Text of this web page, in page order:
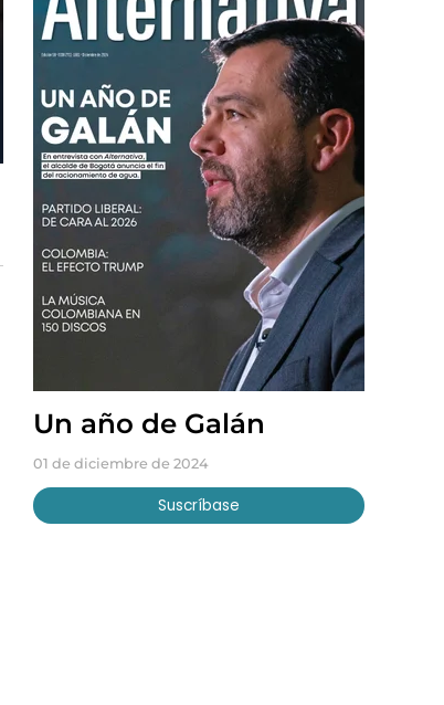
Un año de Galán
01 de diciembre de 2024
Suscríbase